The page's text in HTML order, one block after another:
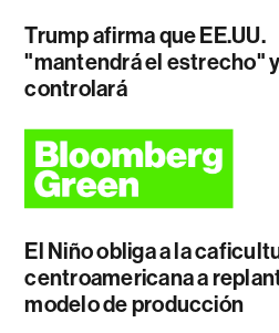
Trump afirma que EE.UU.
"mantendrá el estrecho"
controlará
El Niño obliga a la
centroamericana a
modelo de producción